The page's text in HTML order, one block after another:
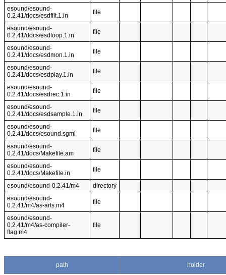
esound/esound-
0.2.41/docs/esdfilt.1.in
file
esound/esound-
0.2.41/docs/esdloop.1.in
file
esound/esound-
0.2.41/docs/esdmon.1.in
file
esound/esound-
0.2.41/docs/esdplay.1.in
file
esound/esound-
0.2.41/docs/esdrec.1.in
file
esound/esound-
0.2.41/docs/esdsample.1.in
file
esound/esound-
0.2.41/docs/esound.sgml
file
esound/esound-
0.2.41/docs/Makefile.am
file
esound/esound-
0.2.41/docs/Makefile.in
file
esound/esound-0.2.41/m4
directory
esound/esound-
0.2.41/m4/as-arts.m4
file
esound/esound-
0.2.41/m4/as-compiler-
flag.m4
file
path holder